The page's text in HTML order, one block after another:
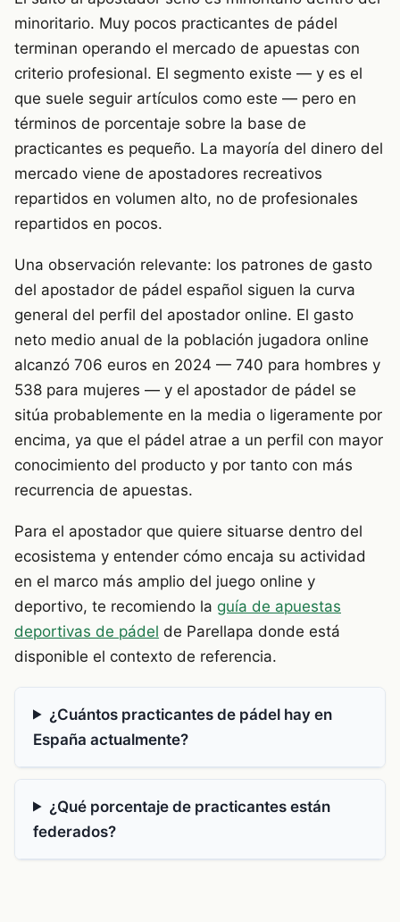
minoritario. Muy pocos practicantes de pádel
terminan operando el mercado de apuestas con
criterio profesional. El segmento existe — y es el
que suele seguir artículos como este — pero en
términos de porcentaje sobre la base de
practicantes es pequeño. La mayoría del dinero del
mercado viene de apostadores recreativos
repartidos en volumen alto, no de profesionales
repartidos en pocos.
Una observación relevante: los patrones de gasto
del apostador de pádel español siguen la curva
general del perfil del apostador online. El gasto
neto medio anual de la población jugadora online
alcanzó 706 euros en 2024 — 740 para hombres y
538 para mujeres — y el apostador de pádel se
sitúa probablemente en la media o ligeramente por
encima, ya que el pádel atrae a un perfil con mayor
conocimiento del producto y por tanto con más
recurrencia de apuestas.
Para el apostador que quiere situarse dentro del
ecosistema y entender cómo encaja su actividad
en el marco más amplio del juego online y
deportivo, te recomiendo la guía de apuestas
deportivas de pádel de Parellapa donde está
disponible el contexto de referencia.
¿Cuántos practicantes de pádel hay en
España actualmente?
¿Qué porcentaje de practicantes están
federados?